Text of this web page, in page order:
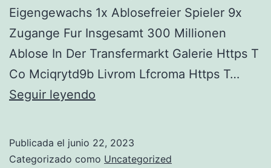
Eigengewachs 1x Ablosefreier Spieler 9x
Zugange Fur Insgesamt 300 Millionen
Ablose In Der Transfermarkt Galerie Https T
Co Mciqrytd9b Livrom Lfcroma Https T…
Seguir leyendo
ebay
Publicada el junio 22, 2023
Categorizado como Uncategorized